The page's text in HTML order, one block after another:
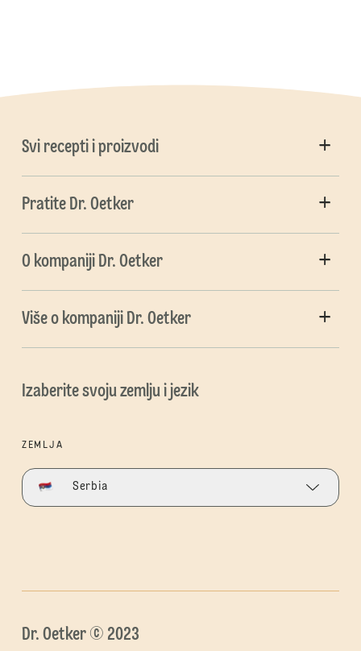
Svi recepti i proizvodi
Pratite Dr. Oetker
O kompaniji Dr. Oetker
Više o kompaniji Dr. Oetker
Izaberite svoju zemlju i jezik
ZEMLJA
Serbia
Dr. Oetker © 2023